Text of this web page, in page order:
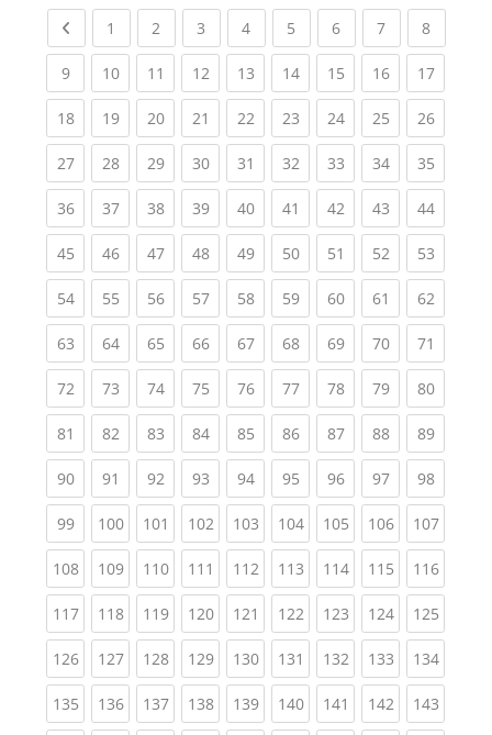
Previous page
1 (current)
2 (current)
3 (current)
4(current)
5 (current)
6(current)
7(current)
8(current)
9(current)
10(current)
11 (current)
12(current)
13(current)
14(current)
15(current)
16(current)
17
18(current)
19(current)
20(current)
21 (current)
22(current)
23(current)
24(current)
25(current)
26
27(current)
28(current)
29(current)
30(current)
31 (current)
32(current)
33(current)
34(current)
35
36(current)
37(current)
38(current)
39(current)
40(current)
41 (current)
42(current)
43(current)
44
45(current)
46(current)
47(current)
48(current)
49(current)
50(current)
51 (current)
52(current)
53
54(current)
55(current)
56(current)
57(current)
58(current)
59(current)
60(current)
61 (current)
62
63(current)
64(current)
65(current)
66(current)
67(current)
68(current)
69(current)
70(current)
71
72(current)
73(current)
74(current)
75(current)
76(current)
77(current)
78(current)
79(current)
80
81 (current)
82(current)
83(current)
84(current)
85(current)
86(current)
87(current)
88(current)
89
90(current)
91 (current)
92(current)
93(current)
94(current)
95(current)
96(current)
97(current)
98
99(current)
100(current)
101 (current)
102(current)
103(current)
104(current)
105(current)
106(current)
107
108(current)
109(current)
110(current)
111 (current)
112(current)
113(current)
114(current)
115(current)
116
117(current)
118(current)
119(current)
120(current)
121 (current)
122(current)
123(current)
124(current)
125
126(current)
127(current)
128(current)
129(current)
130(current)
131 (current)
132(current)
133(current)
134
135(current)
136(current)
137(current)
138(current)
139(current)
140(current)
141 (current)
142(current)
143